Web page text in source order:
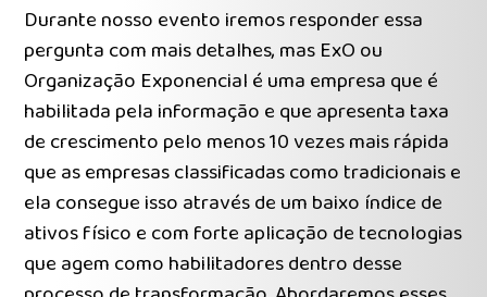
Durante nosso evento iremos responder essa
pergunta com mais detalhes, mas ExO ou
Organização Exponencial é uma empresa que é
habilitada pela informação e que apresenta taxa
de crescimento pelo menos 10 vezes mais rápida
que as empresas classificadas como tradicionais e
ela consegue isso através de um baixo índice de
ativos físico e com forte aplicação de tecnologias
que agem como habilitadores dentro desse